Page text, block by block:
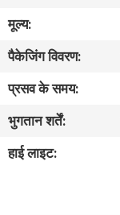
गुणवत्ता
नियंत्रण
संपर्क
करें
मूल्य:
पैकेजिंग विवरण:
प्रसव के समय:
भुगतान शर्तें:
हाई लाइट: